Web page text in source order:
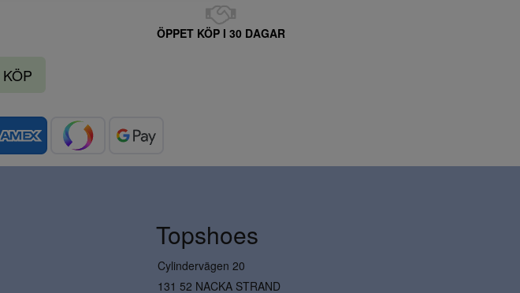
ÖPPET KÖP I 30 DAGAR
Topshoes
Cylindervägen 20
131 52 NACKA STRAND